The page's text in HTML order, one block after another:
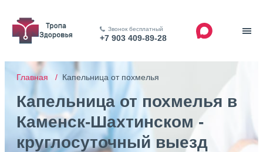
Звонок бесплатный
+7 903 409-89-28
Главная / Капельница от похмелья
Капельница от похмелья в
Каменск-Шахтинском -
круглосуточный выезд